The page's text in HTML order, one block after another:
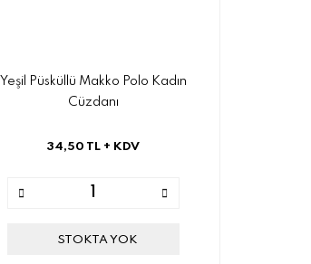
Yeşil Püsküllü Makko Polo Kadın
Cüzdanı
34,50 TL + KDV
STOKTA YOK